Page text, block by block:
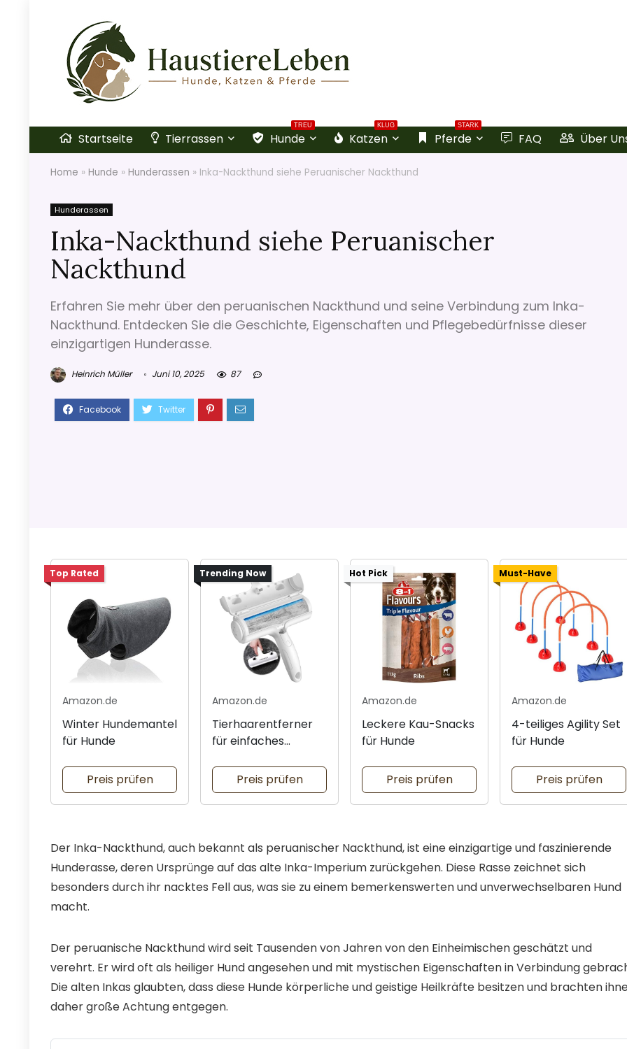
Startseite Tierrassen
TREU
Hunde
KLUG
Katzen
STARK
Pferde FAQ Über
Home » Hunde » Hunderassen » Inka-Nackthund siehe Peruanischer Nackthund
Hunderassen
Inka-Nackthund siehe Peruanischer
Nackthund
Erfahren Sie mehr über den peruanischen Nackthund und seine Verbindung zum Inka-
Nackthund. Entdecken Sie die Geschichte, Eigenschaften und Pflegebedürfnisse dieser
einzigartigen Hunderasse.
Heinrich Müller Juni 10, 2025 87
Top Rated
Amazon.de
Winter Hundemantel
für Hunde
Preis prüfen
Trending Now
Amazon.de
Tierhaarentferner
für einfaches
Preis prüfen
Hot Pick
Amazon.de
Leckere Kau-Snacks
für Hunde
Preis prüfen
Must-Have
Amazon.de
4-teiliges Agility Set
für Hunde
Preis prüfen
Der Inka-Nackthund, auch bekannt als peruanischer Nackthund, ist eine einzigartige und faszinierende
Hunderasse, deren Ursprünge auf das alte Inka-Imperium zurückgehen. Diese Rasse zeichnet sich
besonders durch ihr nacktes Fell aus, was sie zu einem bemerkenswerten und unverwechselbaren Hund
macht.
Der peruanische Nackthund wird seit Tausenden von Jahren von den Einheimischen geschätzt und
verehrt. Er wird oft als heiliger Hund angesehen und mit mystischen Eigenschaften in Verbindung
Die alten Inkas glaubten, dass diese Hunde körperliche und geistige Heilkräfte besitzen und brachten
daher große Achtung entgegen.